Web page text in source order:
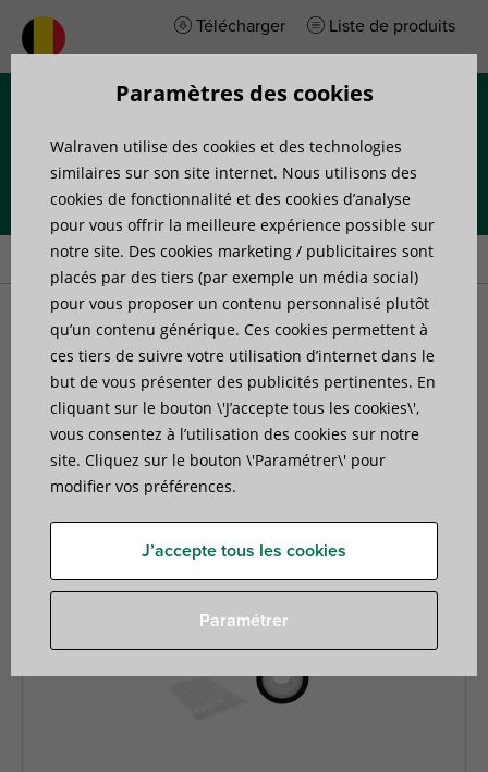
Télécharger Liste de produits
Accueil»Produits» Accessoires de fixation»Colliers de serrage
Colliers de serrage
5 articles trouvés Filtrer
Paramètres des cookies
Walraven utilise des cookies et des technologies
similaires sur son site internet. Nous utilisons des
cookies de fonctionnalité et des cookies d’analyse
pour vous offrir la meilleure expérience possible sur
notre site. Des cookies marketing / publicitaires sont
placés par des tiers (par exemple un média social)
pour vous proposer un contenu personnalisé plutôt
qu’un contenu générique. Ces cookies permettent à
ces tiers de suivre votre utilisation d’internet dans le
but de vous présenter des publicités pertinentes. En
cliquant sur le bouton \'J’accepte tous les cookies\',
vous consentez à l’utilisation des cookies sur notre
site. Cliquez sur le bouton \'Paramétrer\' pour
modifier vos préférences.
J’accepte tous les cookies
Paramétrer